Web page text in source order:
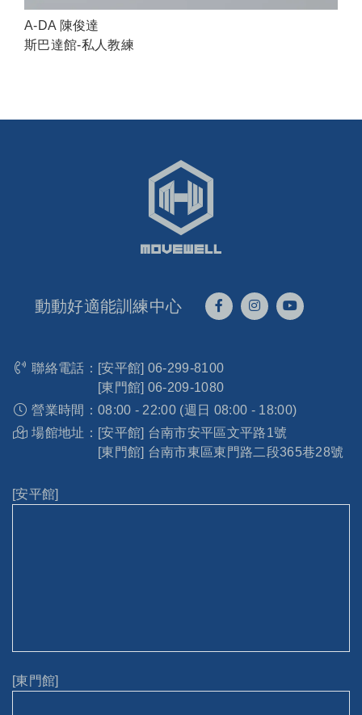
A-DA 陳俊達
斯巴達館-私人教練
動動好適能訓練中心
聯絡電話： [安平館] 06-299-8100
[東門館] 06-209-1080
營業時間： 08:00 - 22:00 (週日 08:00 - 18:00)
場館地址： [安平館] 台南市安平區文平路1號
[東門館] 台南市東區東門路二段365巷28號
[安平館]
[東門館]